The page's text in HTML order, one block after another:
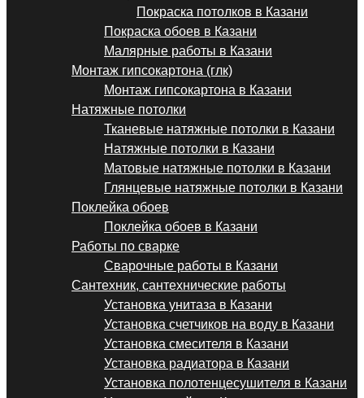
Покраска потолков в Казани
Покраска обоев в Казани
Малярные работы в Казани
Монтаж гипсокартона (глк)
Монтаж гипсокартона в Казани
Натяжные потолки
Тканевые натяжные потолки в Казани
Натяжные потолки в Казани
Матовые натяжные потолки в Казани
Глянцевые натяжные потолки в Казани
Поклейка обоев
Поклейка обоев в Казани
Работы по сварке
Сварочные работы в Казани
Сантехник, сантехнические работы
Установка унитаза в Казани
Установка счетчиков на воду в Казани
Установка смесителя в Казани
Установка радиатора в Казани
Установка полотенцесушителя в Казани